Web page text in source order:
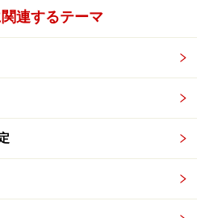
連するテーマ